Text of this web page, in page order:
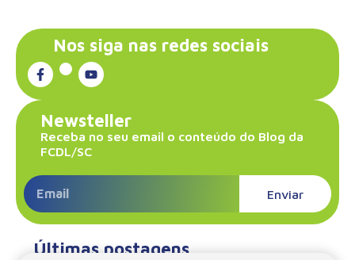
Nos siga nas redes sociais
Newsteller
Receba no seu email o conteúdo do Blog da
FCDL/SC
Enviar
Últimas postagens